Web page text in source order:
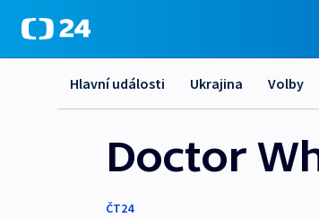
Hlavní události Ukrajina Volby
Doctor
ČT24